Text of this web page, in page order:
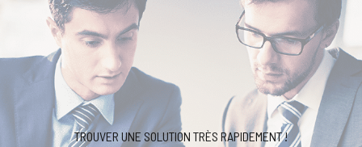
TROUVER UNE SOLUTION TRÈS RAPIDEMENT !